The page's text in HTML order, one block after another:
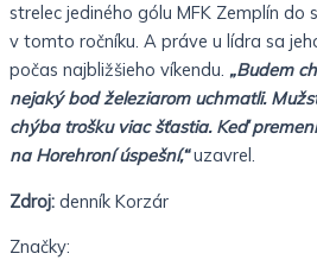
strelec jediného gólu MFK Zemplín do
v tomto ročníku. A práve u lídra sa
počas najbližšieho víkendu. „Budem
nejaký bod železiarom uchmatli.
chýba trošku viac šťastia. Keď
na Horehroní úspešní,“uzavrel.
Zdroj: denník Korzár
Značky: